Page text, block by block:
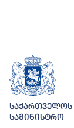
საქართველოს
სამინისტრო